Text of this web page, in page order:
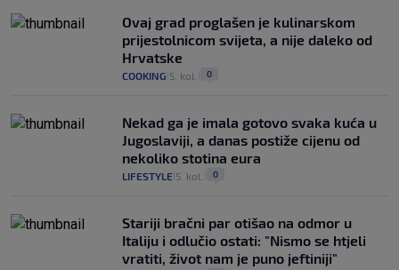
Ovaj grad proglašen je kulinarskom
prijestolnicom svijeta, a nije daleko od
Hrvatske
COOKING 5. kol. 0
Nekad ga je imala gotovo svaka kuća u
Jugoslaviji, a danas postiže cijenu od
nekoliko stotina eura
LIFESTYLE 5. kol. 0
Stariji bračni par otišao na odmor u
Italiju i odlučio ostati: "Nismo se htjeli
vratiti, život nam je puno jeftiniji"